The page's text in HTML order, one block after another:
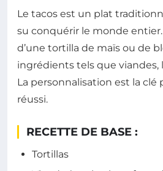
Le tacos est un plat
su conquérir le monde
d’une tortilla de maïs ou de
ingrédients tels que viandes,
La personnalisation est la clé
réussi.
RECETTE DE BASE :
Tortillas